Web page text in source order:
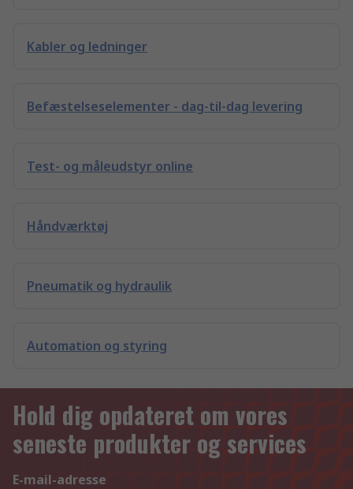
Kabler og ledninger
Befæstelseselementer - dag-til-dag levering
Test- og måleudstyr online
Håndværktøj
Pneumatik og hydraulik
Automation og styring
Hold dig opdateret om vores
seneste produkter og services
E-mail-adresse